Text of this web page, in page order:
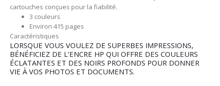
cartouches conçues pour la fiabilité.
3 couleurs
Environ 415 pages
Caractéristiques
LORSQUE VOUS VOULEZ DE SUPERBES IMPRESSIONS,
BÉNÉFICIEZ DE L’ENCRE HP QUI OFFRE DES COULEURS
ÉCLATANTES ET DES NOIRS PROFONDS POUR DONNER
VIE À VOS PHOTOS ET DOCUMENTS.